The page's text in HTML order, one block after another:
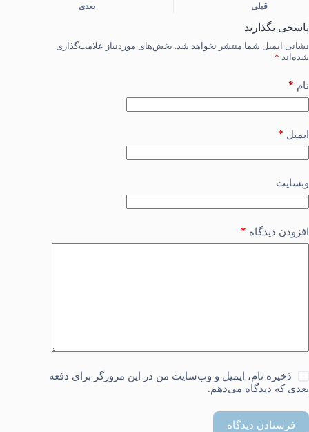
قبلی بعدی
پاسخی بگذارید
نشانی ایمیل شما منتشر نخواهد شد. بخش‌های موردنیاز علامت‌گذاری
شده‌اند *
نام *
ایمیل *
وبسایت
افزودن دیدگاه *
ذخیره نام، ایمیل و وب‌سایت من در این مرورگر برای دفعه
بعدی که دیدگاه می‌دهم.
فرستادن دیدگاه